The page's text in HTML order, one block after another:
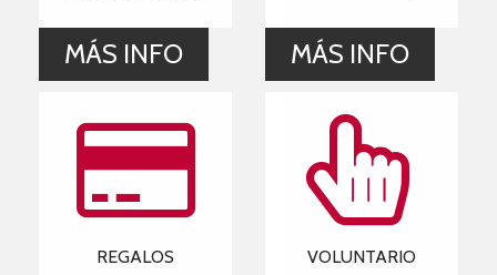
MÁS INFO MÁS INFO
REGALOS VOLUNTARIO